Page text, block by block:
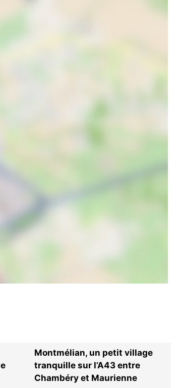
Montmélian, un petit village
tranquille sur l’A43 entre
Chambéry et Maurienne